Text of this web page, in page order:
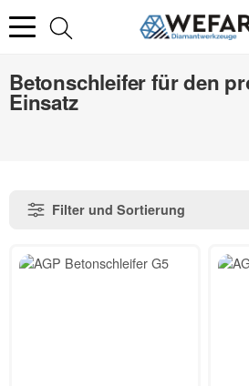
Betonschleifer für den
Einsatz
Filter und Sortierung